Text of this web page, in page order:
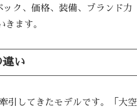
ク、価格、装備、ブランド力
ます。
い
引してきたモデルです。「大空